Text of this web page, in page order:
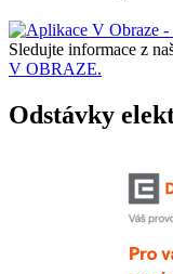
Sledujte informace z
V OBRAZE.
Odstávky